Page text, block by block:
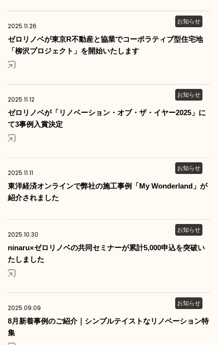
2025.11.26
ゼロリノベが東京R不動産と協業でコーポラティブ型住宅地
「柳沢プロジェクト」を開始いたします
お知らせ
2025.11.12
ゼロリノベが「リノベーション・オブ・ザ・イヤー2025」に
て3事例入賞決定
お知らせ
2025.11.11
東洋経済オンラインで弊社の施工事例「My Wonderland」が
紹介されました
お知らせ
2025.10.30
ninaru×ゼロリノベの共同セミナーが累計5,000申込を突破い
たしました
お知らせ
2025.09.09
8月新着事例のご紹介｜シンプルテイストなリノベーション特
集
お知らせ